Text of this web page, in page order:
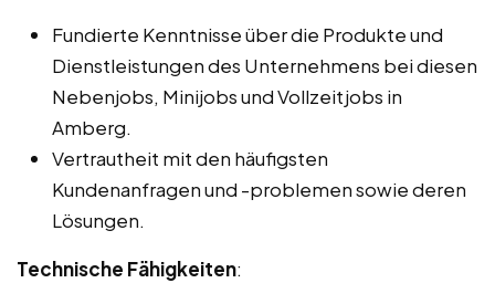
Fundierte Kenntnisse über die Produkte und
Dienstleistungen des Unternehmens bei diesen
Nebenjobs, Minijobs und Vollzeitjobs in
Amberg.
Vertrautheit mit den häufigsten
Kundenanfragen und -problemen sowie deren
Lösungen.
Technische Fähigkeiten: